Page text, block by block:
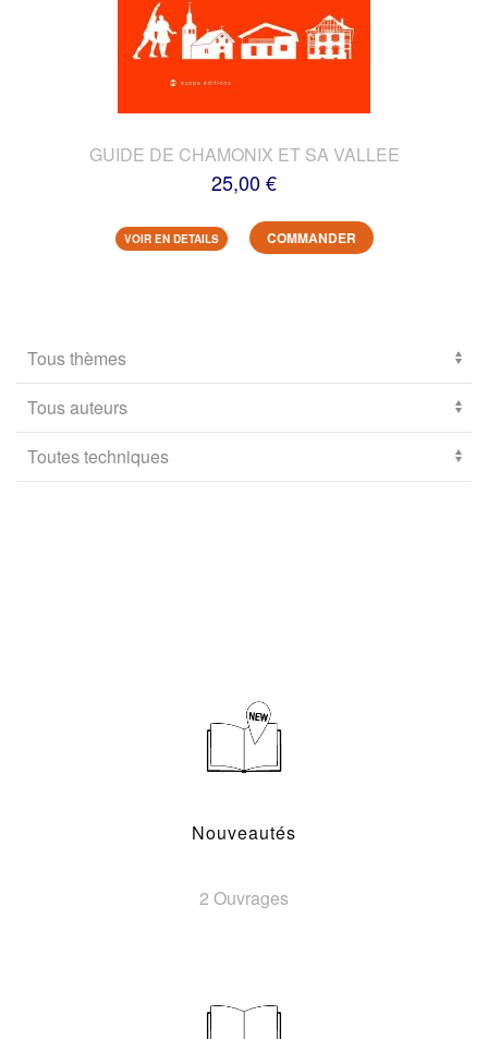
GUIDE DE CHAMONIX ET SA VALLEE
25,00 €
VOIR EN DETAILS COMMANDER
Nouveautés
2 Ouvrages